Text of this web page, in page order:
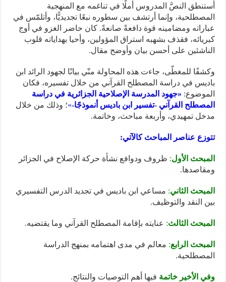
أستنطق النصَّ المدروس أملًا في تناغمه مع المنهجية
المصطلحية، وإنما أرتشف بين سطوره نبعًا تجديديًّا، وأتلمّس في
عباراته ومضامينه قوة دافعةً صانعةً. كان حاضر الغزو في أوج
كبريائه، فقذف بشهبه استراق المؤولين، وأحيا بهداياته قلوب
الناشئين على أحسن بيان وأوضح مقال.
وكشفًا للمغطّى، جاءت هذه المحاولة منّي بيانًا لجهود الرائد ابن
باديس في دراسة المصطلح القرآني من خلال تفسيره، فكان
الموضوع: «جهود المدرسة الإصلاحية الجزائرية في دراسة
المصطلح القرآني -تفسير ابن باديس أنموذجًا-»؛ وذلك من خلال
مدخل تمهيدي، وأربعة مباحث، وخاتمة.
تتوزع عناصر المباحث كالآتي:
المبحث الأول: ظروف ودوافع نشأة حركة الإصلاح في الجزائر
ومقاصدها.
المبحث الثاني: مساعي ابن باديس في تجديد الدرس التفسيري
بين النقد والتوظيف.
المبحث الثالث: عنايته بإقامة المصطلح القرآني وما يقتضيه.
المبحث الرابع: معالم في مدى اهتمامه بمنهج الدراسة
المصطلحية.
وفي الأخير خاتمة فيها أهم التوصيات والنتائج.